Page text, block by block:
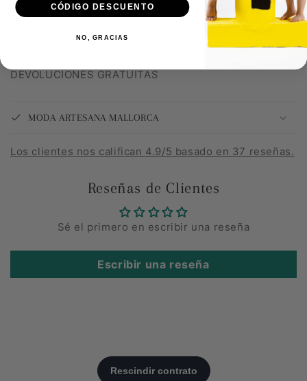
Ropa de bebé, mamá y premamá orgánica, hecha a
DEVOLUCIONES GRATUITAS
MODA ARTESANA MALLORCA
Los clientes nos califican 4.9/5 basado en 37 reseñas.
Reseñas de Clientes
Sé el primero en escribir una reseña
Escribir una reseña
CÓDIGO DESCUENTO
NO, GRACIAS